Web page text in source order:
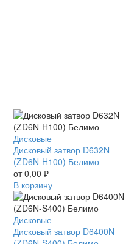
Дисковый
затвор
D632N
(ZD6N-
H100)
Белимо
Дисковые
Дисковый затвор D632N
(ZD6N-H100) Белимо
от0,00 ₽
В корзину
Дисковый
затвор
Дисковые
Дисковый затвор D6400N